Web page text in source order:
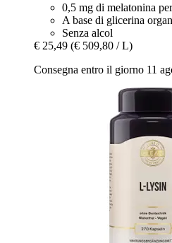
0,5 mg di melatonina
A base di glicerina
Senza alcol
€ 25,49 (€ 509,80 / L)
Consegna entro il giorno 11